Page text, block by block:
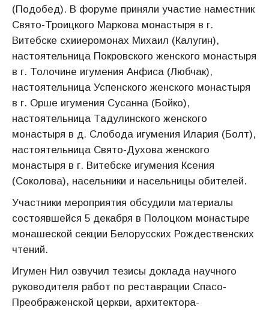
(Подобед). В форуме приняли участие наместник
Свято-Троицкого Маркова монастыря в г.
Витебске схииеромонах Михаил (Калугин),
настоятельница Покровского женского монастыря
в г. Толочине игумения Анфиса (Любчак),
настоятельница Успенского женского монастыря
в г. Орше игумения Сусанна (Бойко),
настоятельница Тадулинского женского
монастыря в д. Слобода игумения Илария (Болт),
настоятельница Свято-Духова женского
монастыря в г. Витебске игумения Ксения
(Соколова), насельники и насельницы обителей.
Участники мероприятия обсудили материалы
состоявшейся 5 декабря в Полоцком монастыре
монашеской секции Белорусских Рождественских
чтений.
Игумен Нил озвучил тезисы доклада научного
руководителя работ по реставрации Спасо-
Преображенской церкви, архитектора-